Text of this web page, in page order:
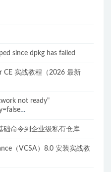
since dpkg has failed
CE 实战教程（2026 最新
not ready"
础命令到企业级私有仓库
（VCSA）8.0 安装实战教